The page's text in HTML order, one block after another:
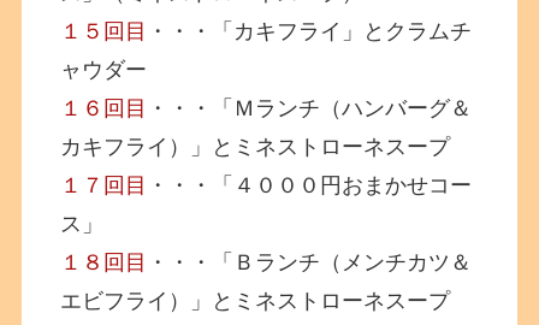
１５回目 ・・・「カキフライ」とクラムチ
ャウダー
１６回目 ・・・「Ｍランチ（ハンバーグ＆
カキフライ）」とミネストローネスープ
１７回目 ・・・「４０００円おまかせコー
ス」
１８回目 ・・・「Ｂランチ（メンチカツ＆
エビフライ）」とミネストローネスープ